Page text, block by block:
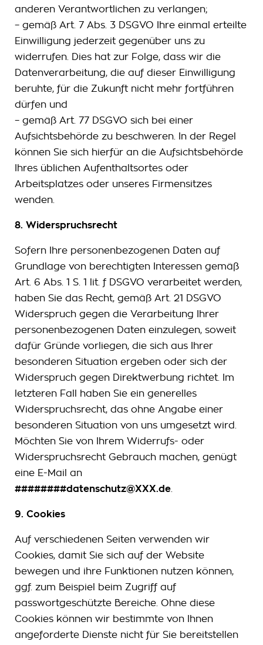
anderen Verantwortlichen zu verlangen;
– gemäß Art. 7 Abs. 3 DSGVO Ihre einmal erteilte
Einwilligung jederzeit gegenüber uns zu
widerrufen. Dies hat zur Folge, dass wir die
Datenverarbeitung, die auf dieser Einwilligung
beruhte, für die Zukunft nicht mehr fortführen
dürfen und
– gemäß Art. 77 DSGVO sich bei einer
Aufsichtsbehörde zu beschweren. In der Regel
können Sie sich hierfür an die Aufsichtsbehörde
Ihres üblichen Aufenthaltsortes oder
Arbeitsplatzes oder unseres Firmensitzes
wenden.
8. Widerspruchsrecht
Sofern Ihre personenbezogenen Daten auf
Grundlage von berechtigten Interessen gemäß
Art. 6 Abs. 1 S. 1 lit. f DSGVO verarbeitet werden,
haben Sie das Recht, gemäß Art. 21 DSGVO
Widerspruch gegen die Verarbeitung Ihrer
personenbezogenen Daten einzulegen, soweit
dafür Gründe vorliegen, die sich aus Ihrer
besonderen Situation ergeben oder sich der
Widerspruch gegen Direktwerbung richtet. Im
letzteren Fall haben Sie ein generelles
Widerspruchsrecht, das ohne Angabe einer
besonderen Situation von uns umgesetzt wird.
Möchten Sie von Ihrem Widerrufs- oder
Widerspruchsrecht Gebrauch machen, genügt
eine E-Mail an
########datenschutz@XXX.de.
9. Cookies
Auf verschiedenen Seiten verwenden wir
Cookies, damit Sie sich auf der Website
bewegen und ihre Funktionen nutzen können,
ggf. zum Beispiel beim Zugriff auf
passwortgeschützte Bereiche. Ohne diese
Cookies können wir bestimmte von Ihnen
angeforderte Dienste nicht für Sie bereitstellen